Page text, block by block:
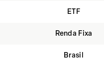
ETF
Renda Fixa
Brasil